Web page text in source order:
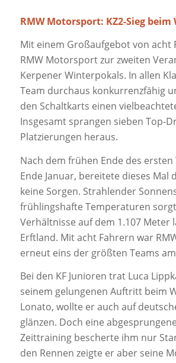
RMW Motorsport: KZ2-Sieg
Mit einem Großaufgebot von acht
RMW Motorsport zur zweiten
Kerpener Winterpokals. In allen
Team durchaus konkurrenzfähig
den Schaltkarts einen
Insgesamt sprangen sieben Top-
Platzierungen heraus.
Nach dem frühen Ende des
Ende Januar, bereitete dieses Mal
keine Sorgen. Strahlender
frühlingshafte Temperaturen
Verhältnisse auf dem 1.107 Meter
Erftland. Mit acht Fahrern war
erneut eins der größten Teams
Bei den KF Junioren trat Luca
seinem gelungenen Auftritt beim
Lonato, wollte er auch auf
glänzen. Doch eine
Zeittraining bescherte ihm nur
den Rennen zeigte er aber seine